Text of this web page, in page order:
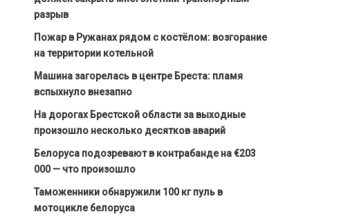
разрыв
Пожар в Ружанах рядом с костёлом: возгорание
на территории котельной
Машина загорелась в центре Бреста: пламя
вспыхнуло внезапно
На дорогах Брестской области за выходные
произошло несколько десятков аварий
Белоруса подозревают в контрабанде на €203
000 — что произошло
Таможенники обнаружили 100 кг пуль в
мотоцикле белоруса